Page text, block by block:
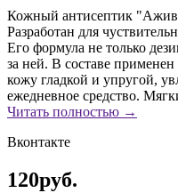
Кожный антисептик
Разработан для
Его формула не только
за ней. В составе
кожу гладкой и упругой,
ежедневное средство.
Читать полностью →
Вконтакте
120руб.